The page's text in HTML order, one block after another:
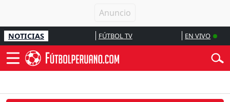
NOTICIAS FÚTBOL TV EN VIVO